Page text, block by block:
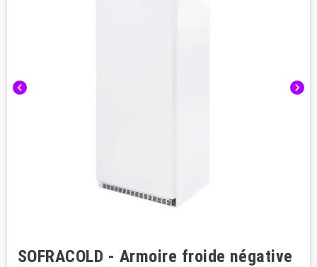
chevron_left chevron_right
SOFRACOLD - Armoire froide négative